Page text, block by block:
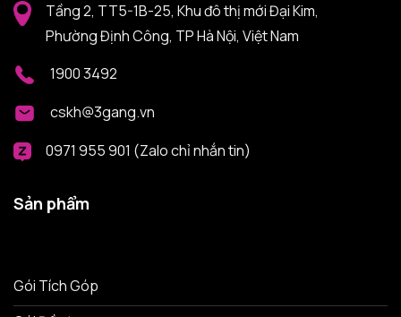
Tầng 2, TT5-1B-25, Khu đô thị mới Đại Kim,
Phường Định Công, TP Hà Nội, Việt Nam
1900 3492
cskh@3gang.vn
0971 955 901 (Zalo chỉ nhắn tin)
Sản phẩm
Gói Tích Góp